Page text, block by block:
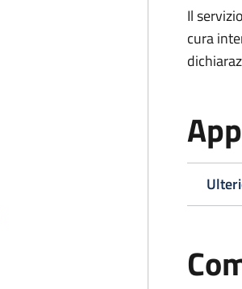
Il
cura